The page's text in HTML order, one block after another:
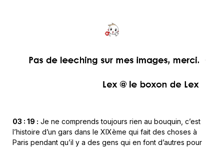
03 : 19 : Je ne comprends toujours rien au bouquin, c’est
l’histoire d’un gars dans le XIXème qui fait des choses à
Paris pendant qu’il y a des gens qui en font d’autres pour